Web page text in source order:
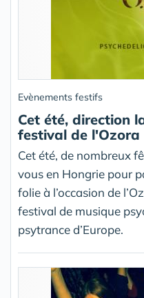
Evènements festifs
Cet été, direction
festival de l'Ozora
Cet été, de nombreux
vous en Hongrie pour
folie à l’occasion de
festival de musique
psytrance d’Europe.